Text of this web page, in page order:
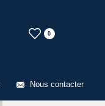
0
Nous contacter